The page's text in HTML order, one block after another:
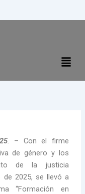
. – Con el firme
de género y los
de la justicia
de 2025, se llevó a
“Formación en